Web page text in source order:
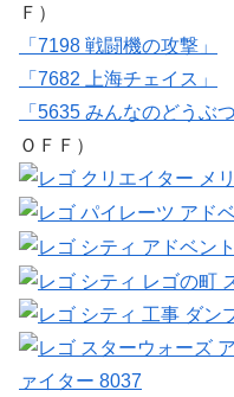
Ｆ）
「7198 戦闘機の攻撃」
「7682 上海チェイス」
「5635 みんなのどうぶ
ＯＦＦ）